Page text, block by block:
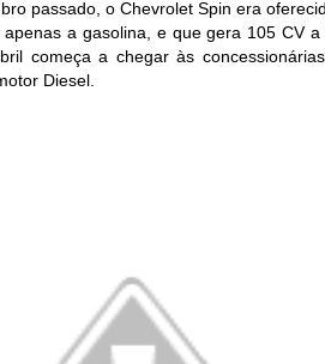
passado, o Chevrolet Spin era
a gasolina, e que gera 105 CV
começa a chegar às
Diesel.